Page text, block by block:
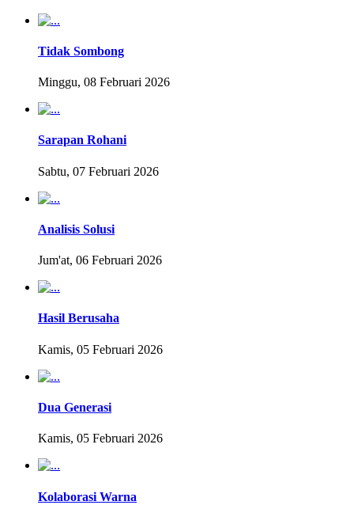
Tidak Sombong
Minggu, 08 Februari 2026
Sarapan Rohani
Sabtu, 07 Februari 2026
Analisis Solusi
Jum'at, 06 Februari 2026
Hasil Berusaha
Kamis, 05 Februari 2026
Dua Generasi
Kamis, 05 Februari 2026
Kolaborasi Warna